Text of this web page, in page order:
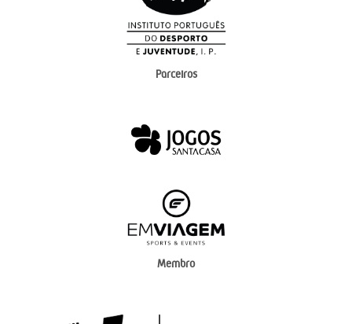
Parceiros
Membro